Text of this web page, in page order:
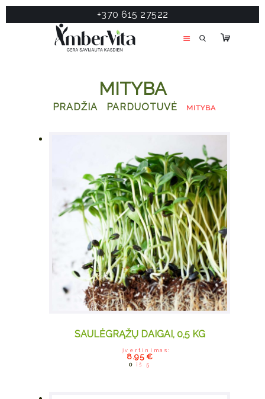
+370 615 27522
MITYBA
PRADŽIA PARDUOTUVĖ MITYBA
PASLAUGOS
PRODUKTAI
KONTAKTAI
SAULĖGRĄŽŲ DAIGAI, 0,5 KG
Įvertinimas:
0 iš 5
8.95€